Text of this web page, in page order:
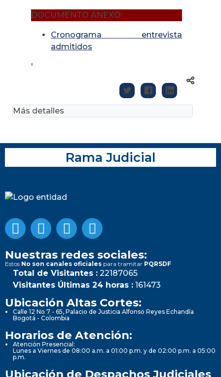
DOCUMENTO ANEXO:
Cronograma entrevista
admitidos
'
Más detalles
Rama Judicial
Nuestras redes sociales:
Estos No son canales oficiales para tramitar PQRSDF
Total de Visitantes : 22187065
Visitantes Últimas 24 horas : 161473
Ubicación Altas Cortes:
Calle 12 No 7 - 65, Palacio de Justicia Alfonso Reyes Echandía
Bogotá - Colombia
Horarios de Atención:
Atención Presencial:
Lunes a Viernes de 08:00 a.m. a 01:00 p.m. y de 02:00 p.m. a 05:00
p.m.
Ubicación de Despachos Judiciales